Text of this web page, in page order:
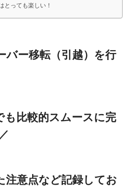
とっても楽しい！
バー移転（引越）を行
も比較的スムースに完
注意点など記録してお